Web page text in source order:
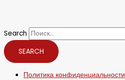
Search
SEARCH
Политика конфиденциальности